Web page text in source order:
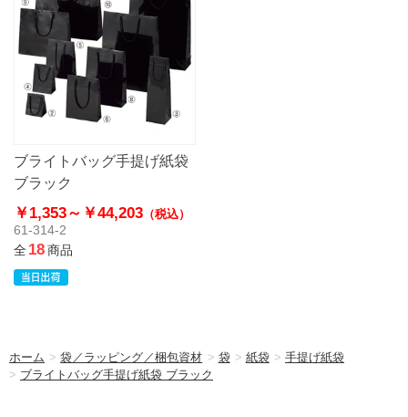
ブライトバッグ手提げ紙袋
ブラック
￥1,353～ ￥44,203 （税込）
61-314-2
全18商品
ホーム >袋／ラッピング／梱包資材 > 袋 > 紙袋 > 手提げ紙袋
> ブライトバッグ手提げ紙袋 ブラック